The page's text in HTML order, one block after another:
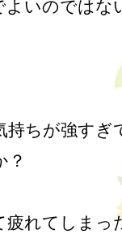
よいのではな
持ちが強すぎ
？
疲れてしまっ